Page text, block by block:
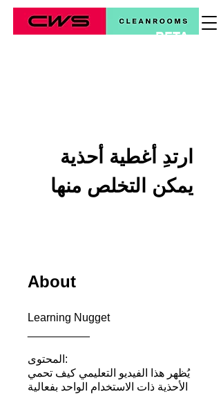
BETA
ارتدِ أغطية أحذية
يمكن التخلص منها
About
Learning Nugget
المحتوى:
يُظهر هذا الفيديو التعليمي كيف تحمي
الأحذية ذات الاستخدام الواحد بفعالية